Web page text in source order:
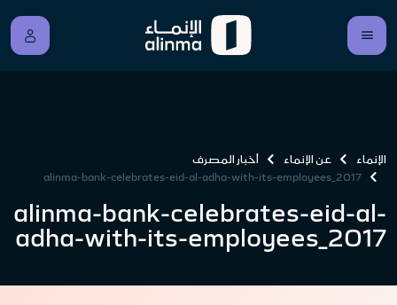
الإنماء عن الإنماء
أخبار المصرف
alinma-bank-celebrates-eid-al-adha-with-its-employees_2017
alinma-bank-celebrates-eid-al-
adha-with-its-employees_2017